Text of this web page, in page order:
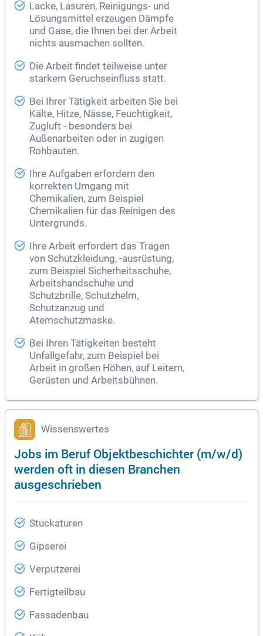
Lacke, Lasuren, Reinigungs- und
Lösungsmittel erzeugen Dämpfe
und Gase, die Ihnen bei der Arbeit
nichts ausmachen sollten.
Die Arbeit findet teilweise unter
starkem Geruchseinfluss statt.
Bei Ihrer Tätigkeit arbeiten Sie bei
Kälte, Hitze, Nässe, Feuchtigkeit,
Zugluft - besonders bei
Außenarbeiten oder in zugigen
Rohbauten.
Ihre Aufgaben erfordern den
korrekten Umgang mit
Chemikalien, zum Beispiel
Chemikalien für das Reinigen des
Untergrunds.
Ihre Arbeit erfordert das Tragen
von Schutzkleidung, -ausrüstung,
zum Beispiel Sicherheitsschuhe,
Arbeitshandschuhe und
Schutzbrille, Schutzhelm,
Schutzanzug und
Atemschutzmaske.
Bei Ihren Tätigkeiten besteht
Unfallgefahr, zum Beispiel bei
Arbeit in großen Höhen, auf Leitern,
Gerüsten und Arbeitsbühnen.
Wissenswertes
Jobs im Beruf Objektbeschichter (m/w/d)
werden oft in diesen Branchen
ausgeschrieben
Stuckaturen
Gipserei
Verputzerei
Fertigteilbau
Fassadenbau